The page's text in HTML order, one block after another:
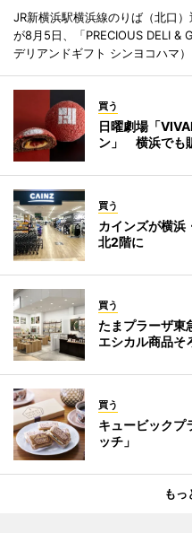
JR新横浜駅横浜線のりば（北口
が8月5日、「PRECIOUS DELI &
デリアンドギフト シンヨコハマ
買う
日曜劇場「
ン」 横浜でも
買う
カインズが横
北2階に
買う
たまプラーザ東
エシカル商品そ
買う
キュービックプ
ッチ」
もっ